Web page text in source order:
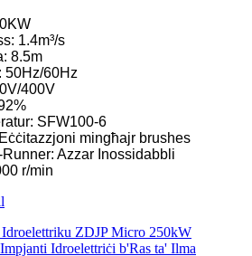
1.4m³/s
8.5m
50Hz/60Hz
400V
SFW100-6
mingħajr brushes
Runner: Azzar Inossidabbli
r/min